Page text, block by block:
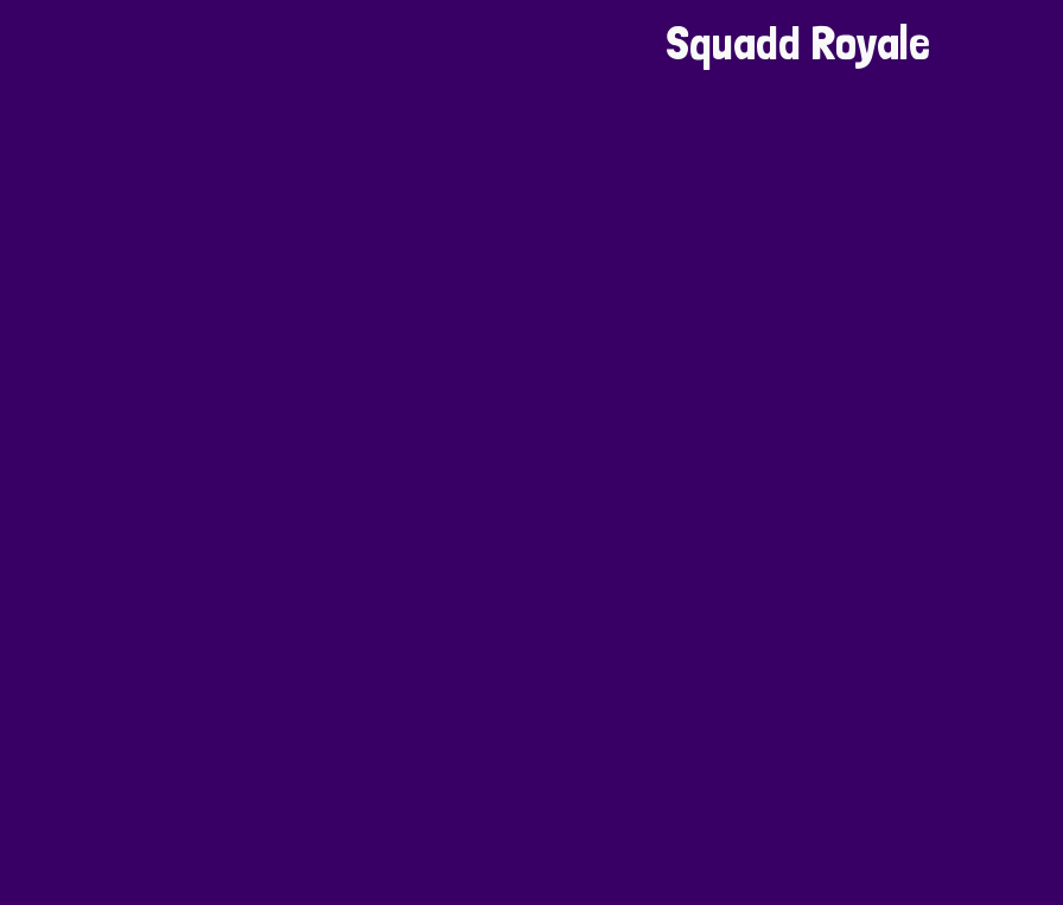
Squadd Royale